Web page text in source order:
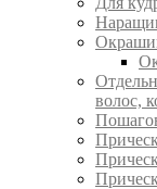
волос,